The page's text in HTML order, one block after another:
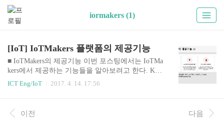
iormakers (1)
[IoT] IoTMakers 플랫폼의 제공기능
■ IoTMakers의 제공기능 이번 포스팅에서는 IoTMa
kers에서 제공하는 기능들을 알아보려고 한다. KT
에서 제공하는 개방형 IoT플랫폼인 GiGA IoTMake
rs(이하 Makers)는 크게 세 가지의 대영역으로 자사
플랫폼 사용자들의 손쉬운 디바이스 연동을 위해
제공하는 기능을 네가지 항목으로 소개할 수 있다.
ICT Eng/IoT 2017. 4. 14. 17:56
이전 다음